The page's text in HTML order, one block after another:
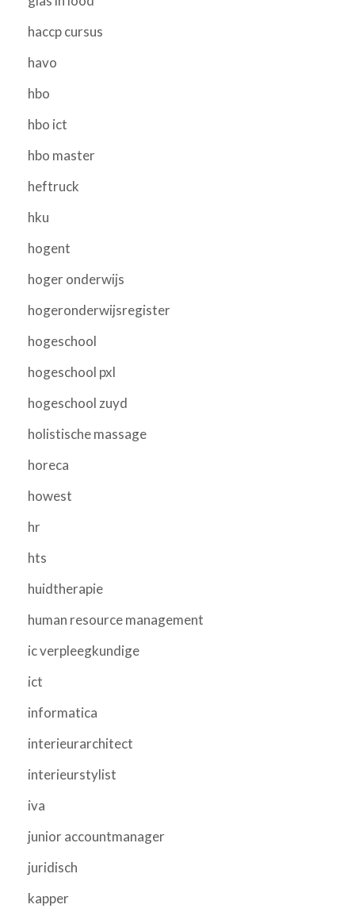
haccp cursus
havo
hbo
hbo ict
hbo master
heftruck
hku
hogent
hoger onderwijs
hogeronderwijsregister
hogeschool
hogeschool pxl
hogeschool zuyd
holistische massage
horeca
howest
hr
hts
huidtherapie
human resource management
ic verpleegkundige
ict
informatica
interieurarchitect
interieurstylist
iva
junior accountmanager
juridisch
kapper